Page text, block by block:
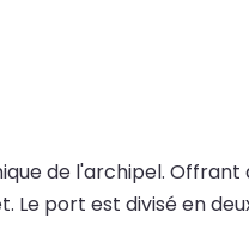
de l'archipel.
port est divisé en